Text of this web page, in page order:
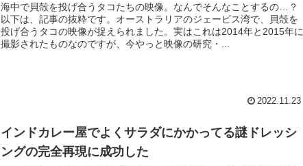
海中で貝殻を投げ合うタコたちの映像。なんでそんなことするの…？
以下は、記事の抜粋です。オーストラリアのジェービス湾で、貝殻を
投げ合うタコの映像が捉えられました。実はこれは2014年と2015年に
撮影されたものなのですが、今やっと映像の研究・...
2022.11.23
インドカレー屋でよくサラダにかかってる謎ドレッシ
ングの完全再現に成功した